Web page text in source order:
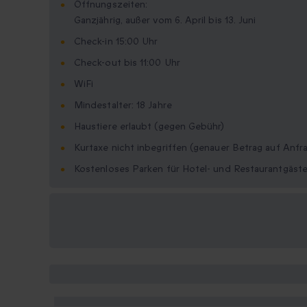
Öffnungszeiten:
Ganzjährig, außer vom 6. April bis 13. Juni
Check-in 15:00 Uhr
Check-out bis 11:00 Uhr
WiFi
Mindestalter: 18 Jahre
Haustiere erlaubt (gegen Gebühr)
Kurtaxe nicht inbegriffen (genauer Betrag auf
Kostenloses Parken für Hotel- und